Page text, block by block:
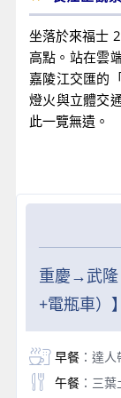
坐落於來福士
高點。站在雲
嘉陵江交匯的
燈火與立體交
此一覽無遺。
重慶→武隆
+電瓶車）】
早餐：達人
午餐：三葉